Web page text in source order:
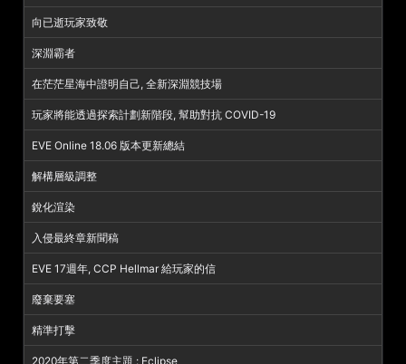
向已逝玩家致敬
深淵霸者
在茫茫星海中證明自己, 全新深淵競技場
玩家將能透過探索計劃新階段, 幫助對抗 COVID-19
EVE Online 18.06 版本更新總結
解構層級調整
銳化渲染
入侵最終章新聞稿
EVE 17週年, CCP Hellmar 給玩家的信
廢棄要塞
精準打擊
2020年第二季度主題 : Eclipse